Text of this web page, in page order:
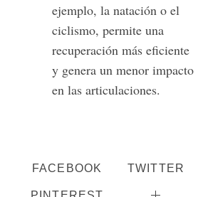
ejemplo, la natación o el
ciclismo, permite una
recuperación más eficiente
y genera un menor impacto
en las articulaciones.
FACEBOOK TWITTER